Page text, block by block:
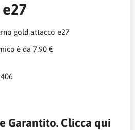
gold attacco e27
è da 7.90 €
Garantito. Clicca qui